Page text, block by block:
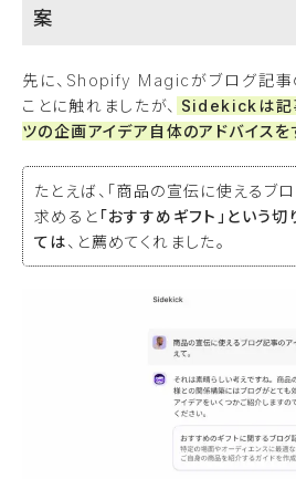
案
先に、Shopify Magicがブログ記事
ことに触れましたが、 Sidekickは記
ツの企画アイデア自体のアドバイス
たとえば、「商品の宣伝に使えるブ
求めると 「おすすめギフト」という
ては、と薦めてくれました。